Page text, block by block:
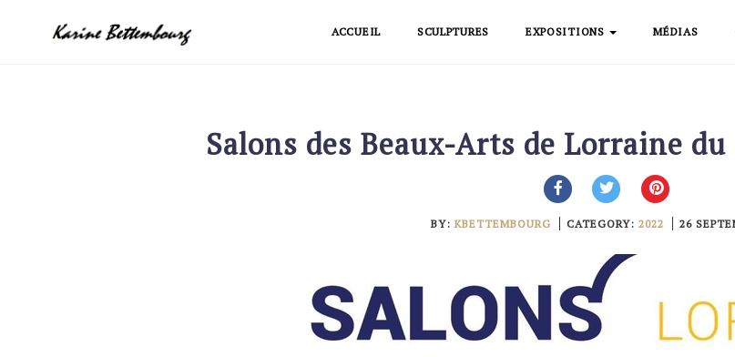
ACCUEIL SCULPTURES EXPOSITIONS MÉDIAS
Salons des Beaux-Arts de Lorraine
BY: KBETTEMBOURG CATEGORY: 2022 26